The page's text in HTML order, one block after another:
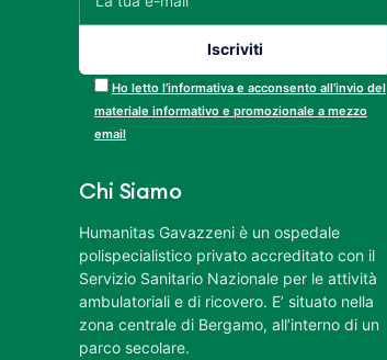
Ho letto l’informativa e acconsento all’invio del
materiale informativo e promozionale a mezzo
email
Chi Siamo
Humanitas Gavazzeni è un ospedale
polispecialistico privato accreditato con il
Servizio Sanitario Nazionale per le attività
ambulatoriali e di ricovero. E’ situato nella
zona centrale di Bergamo, all’interno di un
parco secolare.